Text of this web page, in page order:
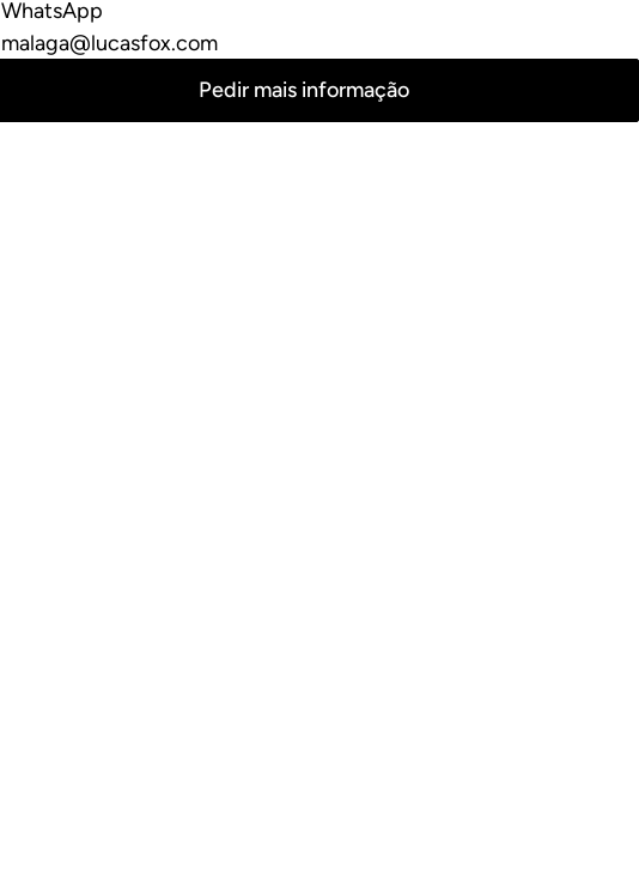
WhatsApp
malaga@lucasfox.com
Pedir mais informação